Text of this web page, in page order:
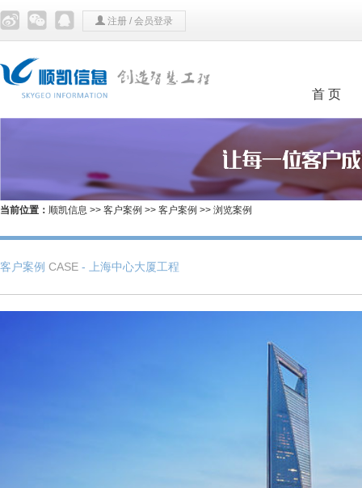
注册 / 会员登录
首 页
当前位置： 顺凯信息 >> 客户案例 >> 客户案例 >> 浏览案例
客户案例 CASE - 上海中心大厦工程